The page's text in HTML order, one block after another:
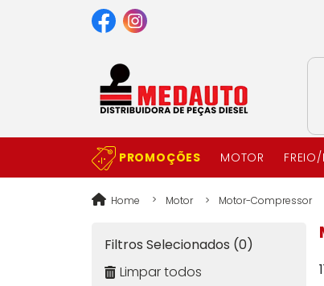
PROMOÇÕES MOTOR
Home Motor Motor-Compressor
Filtros Selecionados (0)
Limpar todos